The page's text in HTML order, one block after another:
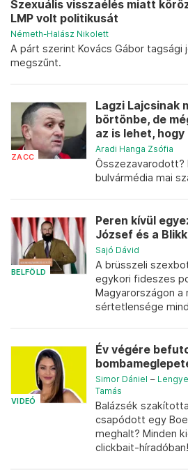
Szexuális visszaélés miatt
LMP volt politikusát
Németh-Halász Nikolett
A párt szerint Kovács Gábor tagsági
megszűnt.
ZACC
Lagzi Lajcsinak
börtönbe, de
az is lehet, hogy
Aradi Hanga Zsófia
Összezavarodott?
bulvármédia mai
BELFÖLD
Peren kívül
József és a Blikk
Sajó Dávid
A brüsszeli
egykori fideszes
Magyarországon a
sértetlensége
VIDEÓ
Év végére
Simor Dániel –
Tamás
Balázsék
csapódott egy
meghalt? Minden
clickbait-híradóban!